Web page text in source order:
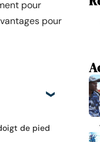
pour
pour
de pied